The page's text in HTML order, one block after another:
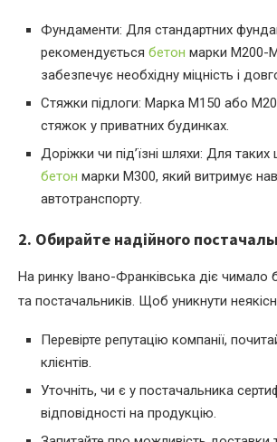
Фундаменти: Для стандартних
рекомендується бетон марки М200-
забезпечує необхідну міцність і
Стяжки підлоги: Марка М150 або
стяжок у приватних будинках.
Доріжки чи під’їзні шляхи: Для таких
бетон марки М300, який витримує
автотранспорту.
2. Обирайте надійного
На ринку Івано-Франківська діє чимало
та постачальників. Щоб уникнути
Перевірте репутацію компанії,
клієнтів.
Уточніть, чи є у постачальника
відповідності на продукцію.